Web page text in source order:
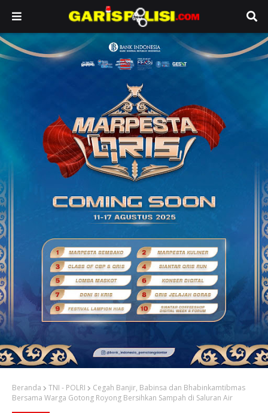
Beranda TNI - POLRI
Cegah Banjir, Babinsa dan Bhabinkamtibmas
Bersama Warga Gotong Royong Bersihkan Sampah di Saluran Air